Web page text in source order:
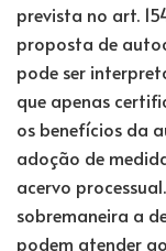
prevista no art.
proposta de
pode ser
que apenas
os benefícios da
adoção de
acervo
sobremaneira a
podem atender